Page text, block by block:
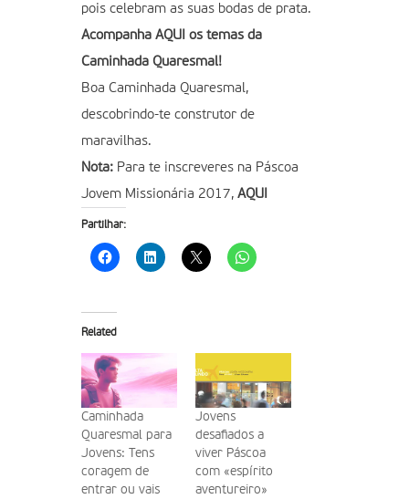
pois celebram as suas bodas de prata.
Acompanha AQUI
os temas da
Caminhada Quaresmal!
Boa Caminhada Quaresmal,
descobrindo-te construtor de
maravilhas.
Nota: Para te inscreveres na Páscoa
Jovem Missionária 2017, AQUI
Partilhar:
Related
Caminhada
Quaresmal para
Jovens: Tens
coragem de
entrar ou vais
Jovens
desafiados a
viver Páscoa
com «espírito
aventureiro»